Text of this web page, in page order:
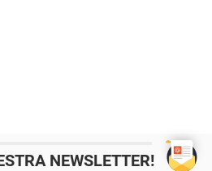
NEWSLETTER!